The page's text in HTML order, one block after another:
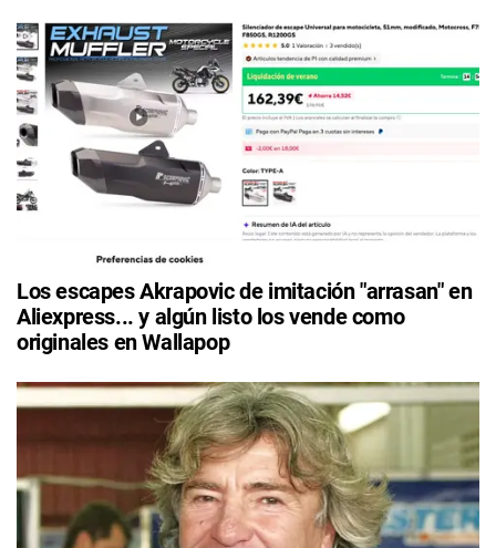
Los escapes Akrapovic de imitación "arrasan" en
Aliexpress... y algún listo los vende como
originales en Wallapop